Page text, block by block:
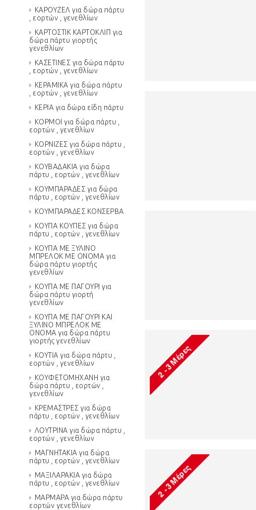
ΚΑΡΟΥΖΕΛ για δώρα πάρτυ
, εορτών , γενεθλίων
ΚΑΡΤΟΣΤΙΚ ΚΑΡΤΟΚΛΙΠ για
δώρα πάρτυ γιορτής
γενεθλίων
ΚΑΣΕΤΙΝΕΣ για δώρα πάρτυ
, εορτών , γενεθλίων
ΚΕΡΑΜΙΚΑ για δώρα πάρτυ
, εορτών , γενεθλίων
ΚΕΡΙΑ για δώρα είδη πάρτυ
ΚΟΡΜΟΙ για δώρα πάρτυ ,
εορτών , γενεθλίων
ΚΟΡΝΙΖΕΣ για δώρα πάρτυ ,
εορτών , γενεθλίων
ΚΟΥΒΑΔΑΚΙΑ για δώρα
πάρτυ , εορτών , γενεθλίων
ΚΟΥΜΠΑΡΑΔΕΣ για δώρα
πάρτυ , εορτών , γενεθλίων
ΚΟΥΜΠΑΡΑΔΕΣ ΚΟΝΣΕΡΒΑ
ΚΟΥΠΑ ΚΟΥΠΕΣ για δώρα
πάρτυ , εορτών , γενεθλίων
ΚΟΥΠΑ ΜΕ ΞΥΛΙΝΟ
ΜΠΡΕΛΟΚ ΜΕ ΟΝΟΜΑ για
δώρα πάρτυ γιορτής
γενεθλίων
ΚΟΥΠΑ ΜΕ ΠΑΓΟΥΡΙ για
δώρα πάρτυ γιορτή
γενεθλίων
ΚΟΥΠΑ ΜΕ ΠΑΓΟΥΡΙ ΚΑΙ
ΞΥΛΙΝΟ ΜΠΡΕΛΟΚ ΜΕ
ΟΝΟΜΑ για δώρα πάρτυ
γιορτής γενεθλίων
ΚΟΥΤΙΑ για δώρα πάρτυ ,
εορτών , γενεθλίων
ΚΟΥΦΕΤΟΜΗΧΑΝΗ για
δώρα πάρτυ , εορτών ,
γενεθλίων
ΚΡΕΜΑΣΤΡΕΣ για δώρα
πάρτυ , εορτών , γενεθλίων
ΛΟΥΤΡΙΝΑ για δώρα πάρτυ ,
εορτών , γενεθλίων
ΜΑΓΝΗΤΑΚΙΑ για δώρα
πάρτυ , εορτών , γενεθλίων
ΜΑΞΙΛΑΡΑΚΙΑ για δώρα
πάρτυ , εορτών , γενεθλίων
ΜΑΡΜΑΡΑ για δώρα πάρτυ
εορτών γενεθλίων